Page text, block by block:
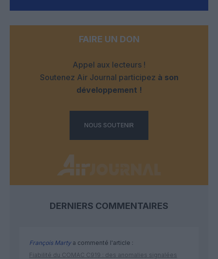
FAIRE UN DON
Appel aux lecteurs !
Soutenez Air Journal participez à son
développement !
NOUS SOUTENIR
DERNIERS COMMENTAIRES
François Martya commenté l'article :
Fiabilité du COMAC C919 : des anomalies signalées